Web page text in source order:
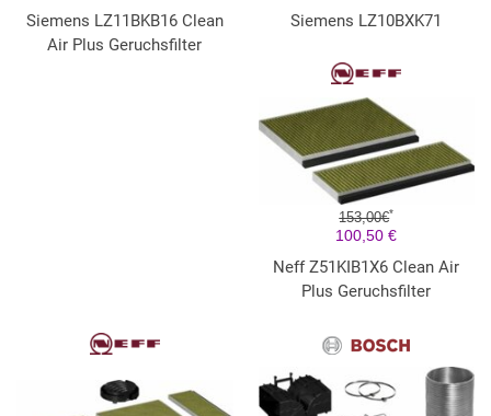
Siemens LZ11BKB16 Clean
Air Plus Geruchsfilter
Siemens LZ10BXK71
153,00€*
100,50 €
Neff Z51KIB1X6 Clean Air
Plus Geruchsfilter